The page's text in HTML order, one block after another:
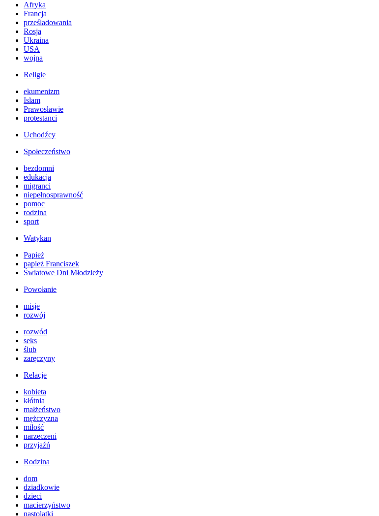
Afryka
Francja
prześladowania
Rosja
Ukraina
USA
wojna
Religie
ekumenizm
Islam
Prawosławie
protestanci
Uchodźcy
Społeczeństwo
bezdomni
edukacja
migranci
niepełnosprawność
pomoc
rodzina
sport
Watykan
Papież
papież Franciszek
Światowe Dni Młodzieży
Powołanie
misje
rozwój
rozwód
seks
ślub
zaręczyny
Relacje
kobieta
kłótnia
małżeństwo
mężczyzna
miłość
narzeczeni
przyjaźń
Rodzina
dom
dziadkowie
dzieci
macierzyństwo
nastolatki